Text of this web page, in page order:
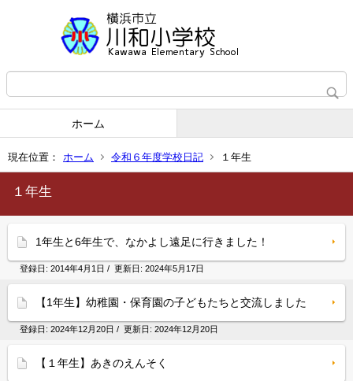
ホーム
現在位置： ホーム 令和６年度学校日記 １年生
１年生
1年生と6年生で、なかよし遠足に行きました！
登録日: 2014年4月1日 / 更新日: 2024年5月17日
【1年生】幼稚園・保育園の子どもたちと交流しました
登録日: 2024年12月20日 / 更新日: 2024年12月20日
【１年生】あきのえんそく